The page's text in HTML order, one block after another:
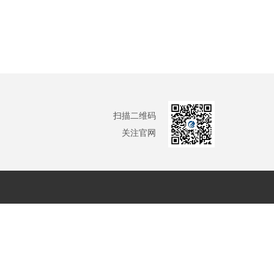
扫描二维码
关注官网